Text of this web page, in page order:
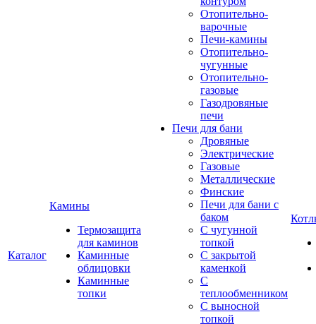
Каталог
Камины
Термозащита
для каминов
Каминные
облицовки
Каминные
топки
Отопительно-
варочные
Печи-камины
Отопительно-
чугунные
Отопительно-
газовые
Газодровяные
печи
Печи для бани
Дровяные
Электрические
Газовые
Металлические
Финские
Печи для бани с
баком
С чугунной
топкой
С закрытой
каменкой
С
теплообменником
С выносной
топкой